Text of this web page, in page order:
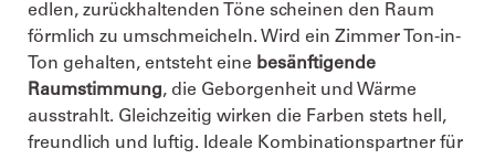
edlen, zurückhaltenden Töne scheinen den Raum
förmlich zu umschmeicheln. Wird ein Zimmer Ton-in-
Ton gehalten, entsteht eine besänftigende
Raumstimmung, die Geborgenheit und Wärme
ausstrahlt. Gleichzeitig wirken die Farben stets hell,
freundlich und luftig. Ideale Kombinationspartner für